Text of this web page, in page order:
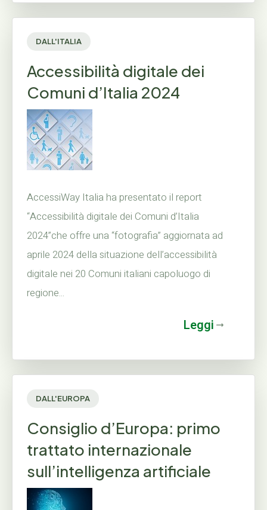
DALL'ITALIA
Accessibilità digitale dei
Comuni d’Italia 2024
AccessiWay Italia ha presentato il report
“Accessibilità digitale dei Comuni d’Italia
2024”che offre una “fotografia” aggiornata ad
aprile 2024 della situazione dell’accessibilità
digitale nei 20 Comuni italiani capoluogo di
regione...
Leggi
DALL'EUROPA
Consiglio d’Europa: primo
trattato internazionale
sull’intelligenza artificiale